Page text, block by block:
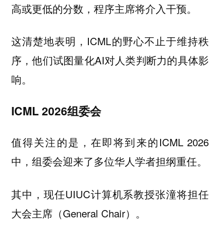
高或更低的分数，程序主席将介入干预。
这清楚地表明，ICML的野心不止于维持秩
序，他们试图量化AI对人类判断力的具体影
响。
ICML 2026组委会
值得关注的是，在即将到来的ICML 2026
中，组委会迎来了多位华人学者担纲重任。
其中，现任UIUC计算机系教授张潼将担任
大会主席（General Chair）。